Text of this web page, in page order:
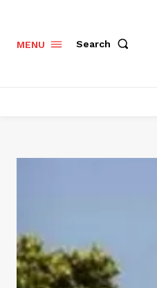
MENU Search